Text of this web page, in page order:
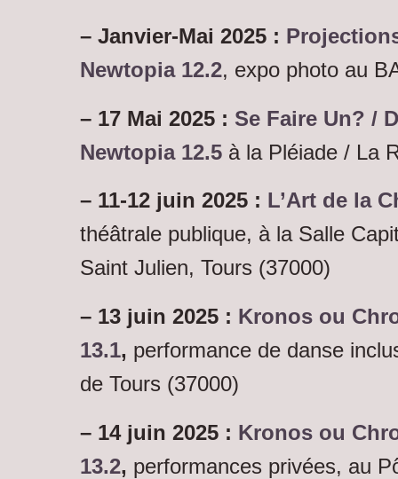
– Janvier-Mai 2025 :
Newtopia 12.2, expo photo au
– 17 Mai 2025 : Se Faire Un? /
Newtopia 12.5 à la Pléiade / La
– 11-12 juin 2025 : L’Art de la
théâtrale publique, à la Salle
Saint Julien, Tours (37000)
– 13 juin 2025 : Kronos ou
13.1, performance de danse
de Tours (37000)
– 14 juin 2025 : Kronos ou
13.2, performances privées, au